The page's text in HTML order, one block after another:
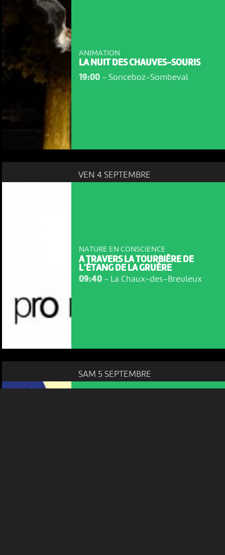
En poursuivant votre navigation sur le culturoscoPe site vous
consentez à l’utilisation de cookies. Les cookies nous
Plus d'infos
ANIMATION
LA NUIT DES CHAUVES-SOURIS
19:00- Sonceboz-Sombeval
VEN 4 SEPTEMBRE
NATURE EN CONSCIENCE
A TRAVERS LA TOURBIÈRE DE
L’ÉTANG DE LA GRUÈRE
09:40- La Chaux-des-Breuleux
SAM 5 SEPTEMBRE